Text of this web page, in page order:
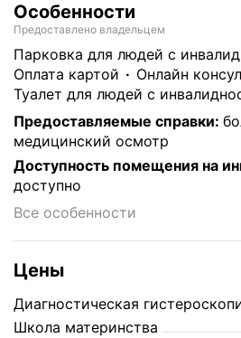
Особенности
Предоставлено владельцем
парковка для людей с
Оплата картой
онлайн
туалет для людей с
Предоставляемые справки:
медицинский осмотр
Доступность помещения на
доступно
Все особенности
Цены
Диагностическая
Школа материнства